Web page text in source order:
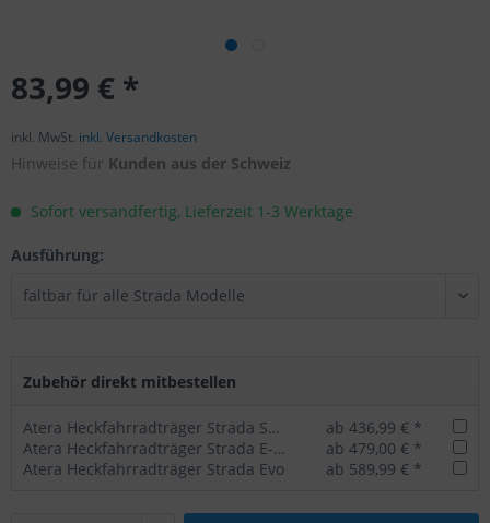
83,99 € *
inkl. MwSt. inkl. Versandkosten
Hinweise für Kunden aus der Schweiz
Sofort versandfertig, Lieferzeit 1-3 Werktage
Ausführung:
Zubehör direkt mitbestellen
Atera Heckfahrradträger Strada Sport
ab 436,99 € *
Atera Heckfahrradträger Strada E-Bike
ab 479,00 € *
Atera Heckfahrradträger Strada Evo
ab 589,99 € *